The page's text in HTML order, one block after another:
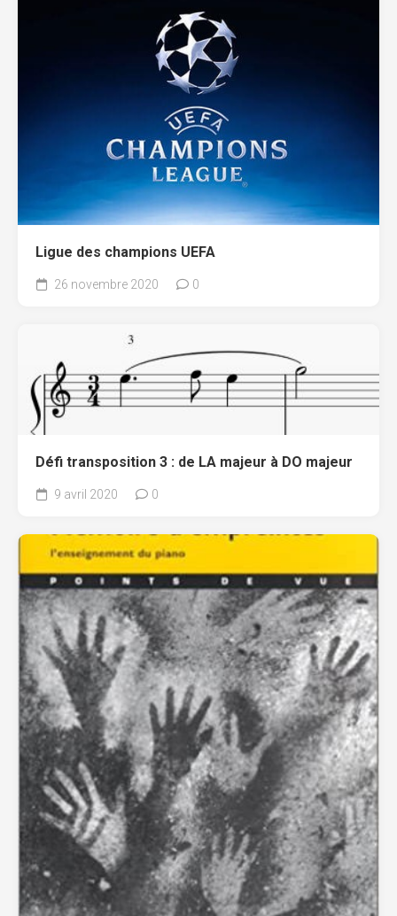
Ligue des champions UEFA
26 novembre 2020 0
Défi transposition 3 : de LA majeur à DO majeur
9 avril 2020 0